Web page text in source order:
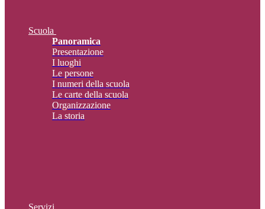
Scuola
Panoramica
Presentazione
I luoghi
Le persone
I numeri della scuola
Le carte della scuola
Organizzazione
La storia